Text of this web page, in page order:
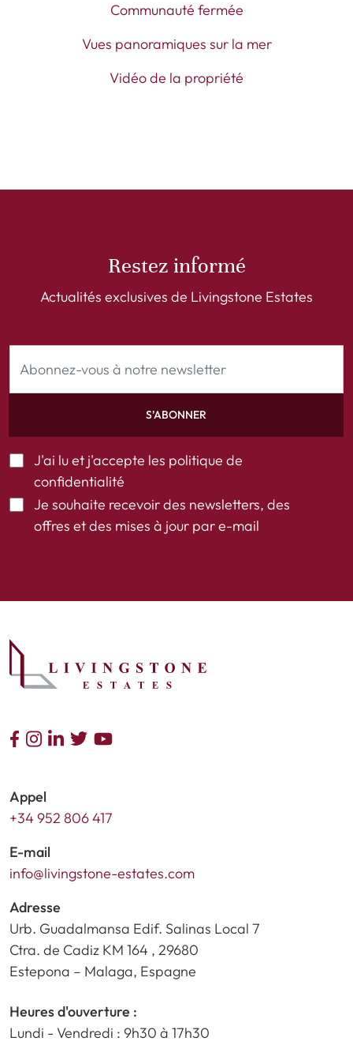
Communauté fermée
Vues panoramiques sur la mer
Vidéo de la propriété
Restez informé
Actualités exclusives de Livingstone Estates
S’ABONNER
J'ai lu et j'accepte les politique de
confidentialité
Je souhaite recevoir des newsletters, des
offres et des mises à jour par e-mail
Appel
+34 952 806 417
E-mail
info@livingstone-estates.com
Adresse
Urb. Guadalmansa Edif. Salinas Local 7
Ctra. de Cadiz KM 164 , 29680
Estepona – Malaga, Espagne
Heures d'ouverture :
Lundi - Vendredi : 9h30 à 17h30